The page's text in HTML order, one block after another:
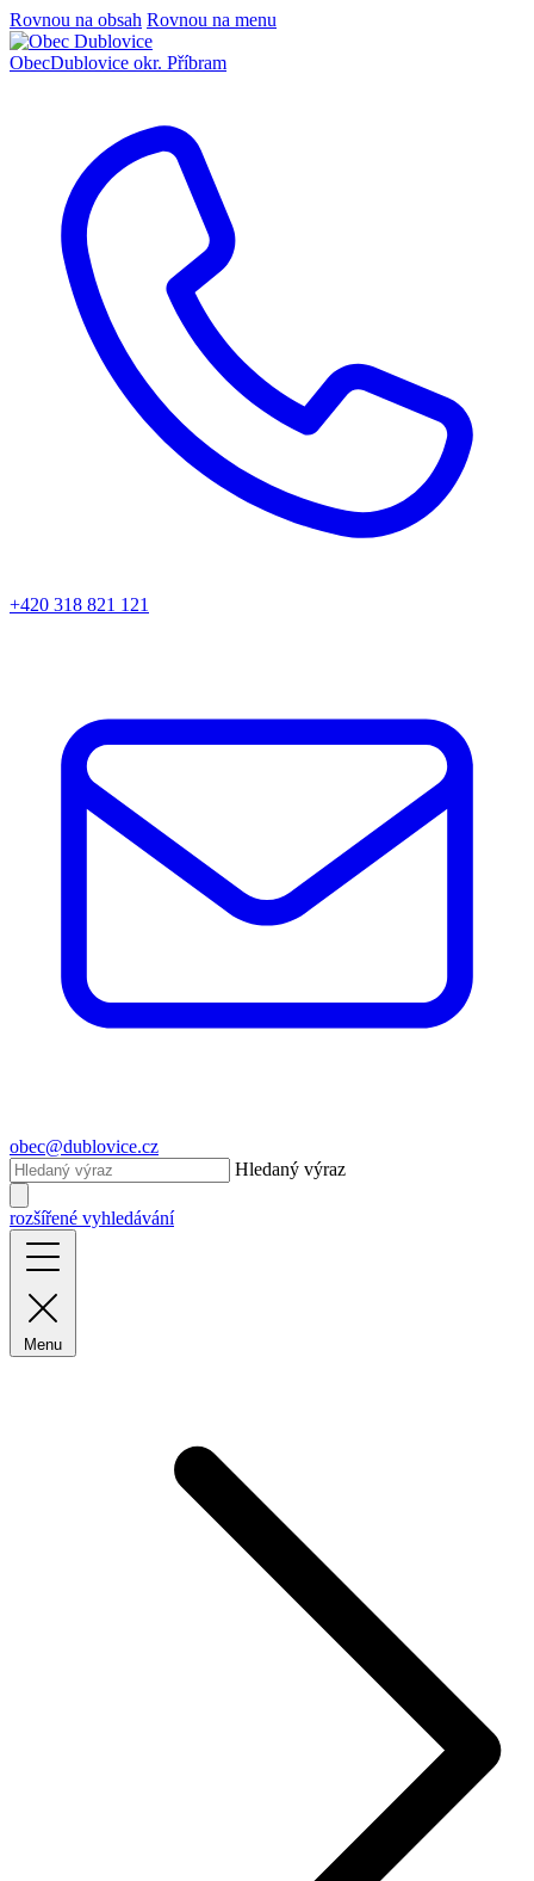
Rovnou na obsah Rovnou na menu
ObecDublovice okr. Příbram
+420 318 821 121
obec@dublovice.cz
Hledaný výraz
rozšířené vyhledávání
Menu